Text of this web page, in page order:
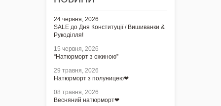
24 червня, 2026
SALE до Дня Конституції / Вишиванки &
Рукоділля!
15 червня, 2026
“Натюрморт з ожиною”
29 травня, 2026
Натюрморт з полуницею❤
08 травня, 2026
Весняний натюрморт❤